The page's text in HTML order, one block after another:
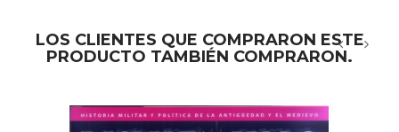
LOS CLIENTES QUE COMPRARON ESTE
PRODUCTO TAMBIÉN COMPRARON.